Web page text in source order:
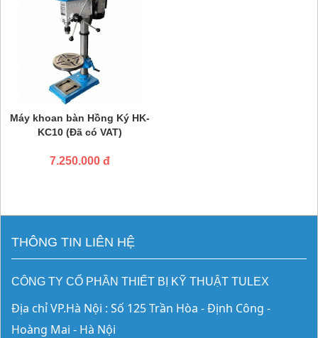
Máy khoan bàn Hồng Ký HK-
KC10 (Đã có VAT)
7.250.000 đ
THÔNG TIN LIÊN HỆ
CÔNG TY CỔ PHẦN THIẾT BỊ KỸ THUẬT TULEX
Địa chỉ VP.Hà Nội : Số 125 Trần Hòa - Định Công -
Hoàng Mai - Hà Nội